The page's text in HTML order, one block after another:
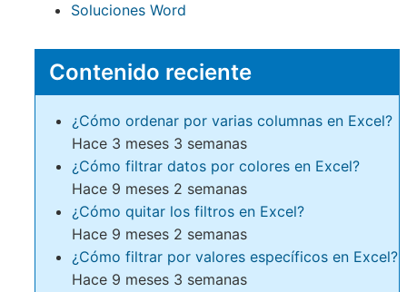
Soluciones Word
Contenido reciente
¿Cómo ordenar por varias columnas en Excel?
Hace 3 meses 3 semanas
¿Cómo filtrar datos por colores en Excel?
Hace 9 meses 2 semanas
¿Cómo quitar los filtros en Excel?
Hace 9 meses 2 semanas
¿Cómo filtrar por valores específicos en Excel?
Hace 9 meses 3 semanas